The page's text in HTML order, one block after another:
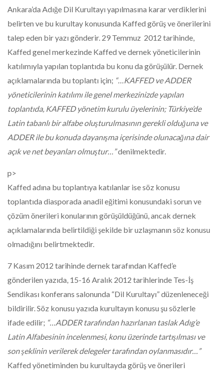
Ankara’da Adığe Dil Kurultayı yapılmasına karar verdiklerini
belirten ve bu kurultay konusunda Kaffed görüş ve önerilerini
talep eden bir yazı gönderir. 29 Temmuz 2012 tarihinde,
Kaffed genel merkezinde Kaffed ve dernek yöneticilerinin
katılımıyla yapılan toplantıda bu konu da görüşülür. Dernek
açıklamalarında bu toplantı için; “…KAFFED ve ADDER
yöneticilerinin katılımı ile genel merkezinizde yapılan
toplantıda, KAFFED yönetim kurulu üyelerinin; Türkiye’de
Latin tabanlı bir alfabe oluşturulmasının gerekli olduğuna ve
ADDER ile bu konuda dayanışma içerisinde olunacağına dair
açık ve net beyanları olmuştur…”denilmektedir.
p>
Kaffed adına bu toplantıya katılanlar ise söz konusu
toplantıda diasporada anadil eğitimi konusundaki sorun ve
çözüm önerileri konularının görüşüldüğünü, ancak dernek
açıklamalarında belirtildiği şekilde bir uzlaşmanın söz konusu
olmadığını belirtmektedir.
7 Kasım 2012 tarihinde dernek tarafından Kaffed’e
gönderilen yazıda, 15-16 Aralık 2012 tarihlerinde Tes-İş
Sendikası konferans salonunda “Dil Kurultayı” düzenleneceği
bildirilir. Söz konusu yazıda kurultayın konusu şu sözlerle
ifade edilir; “…ADDER tarafından hazırlanan taslak Adıg’e
Latin Alfabesinin incelenmesi, konu üzerinde tartışılması ve
son şeklinin verilerek delegeler tarafından oylanmasıdır…”
Kaffed yönetiminden bu kurultayda görüş ve önerileri